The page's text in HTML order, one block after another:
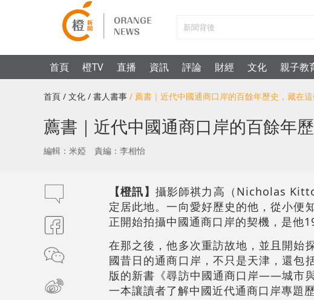
首頁 橙TV 直播 資訊 評論 財經 文化 親子教
首頁 / 文化 / 書人書事 / 薦書｜近代中國通商口岸的百餘年歷史，藏在
薦書｜近代中國通商口岸的百餘年
編輯：米婭 責編：李相怡
【橙訊】 攝影師祺力高（Nicholas
定居此地。一向愛好歷史的他，從小便
正開始拍攝中國通商口岸的契機，是他
在那之後，他多次重訪故地，並且開始
國昔日的通商口岸，不只是天津，還包
版的新書《尋訪中國通商口岸——城市
一本讓讀者了解中國近代通商口岸專題歷